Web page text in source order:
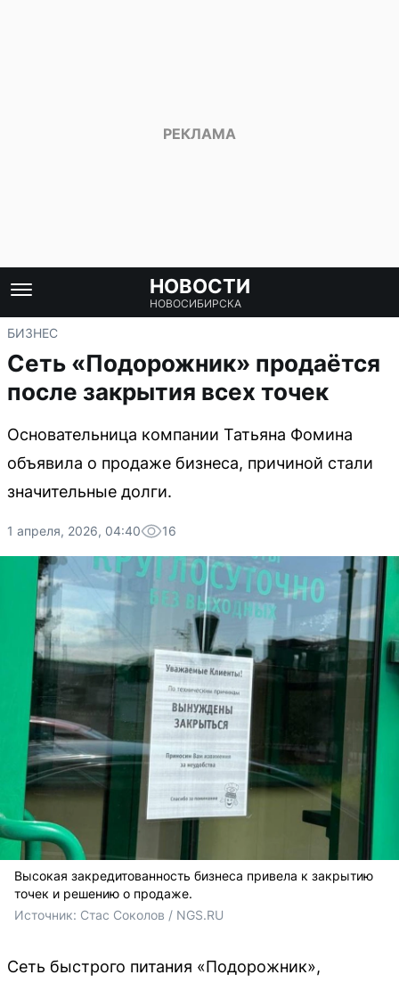
НОВОСТИ
НОВОСИБИРСКА
БИЗНЕС
Сеть «Подорожник» продаётся
после закрытия всех точек
Основательница компании Татьяна Фомина
объявила о продаже бизнеса, причиной стали
значительные долги.
1 апреля, 2026, 04:40 16
Высокая закредитованность бизнеса привела к закрытию
точек и решению о продаже.
Источник: Стас Соколов / NGS.RU
Сеть быстрого питания «Подорожник»,